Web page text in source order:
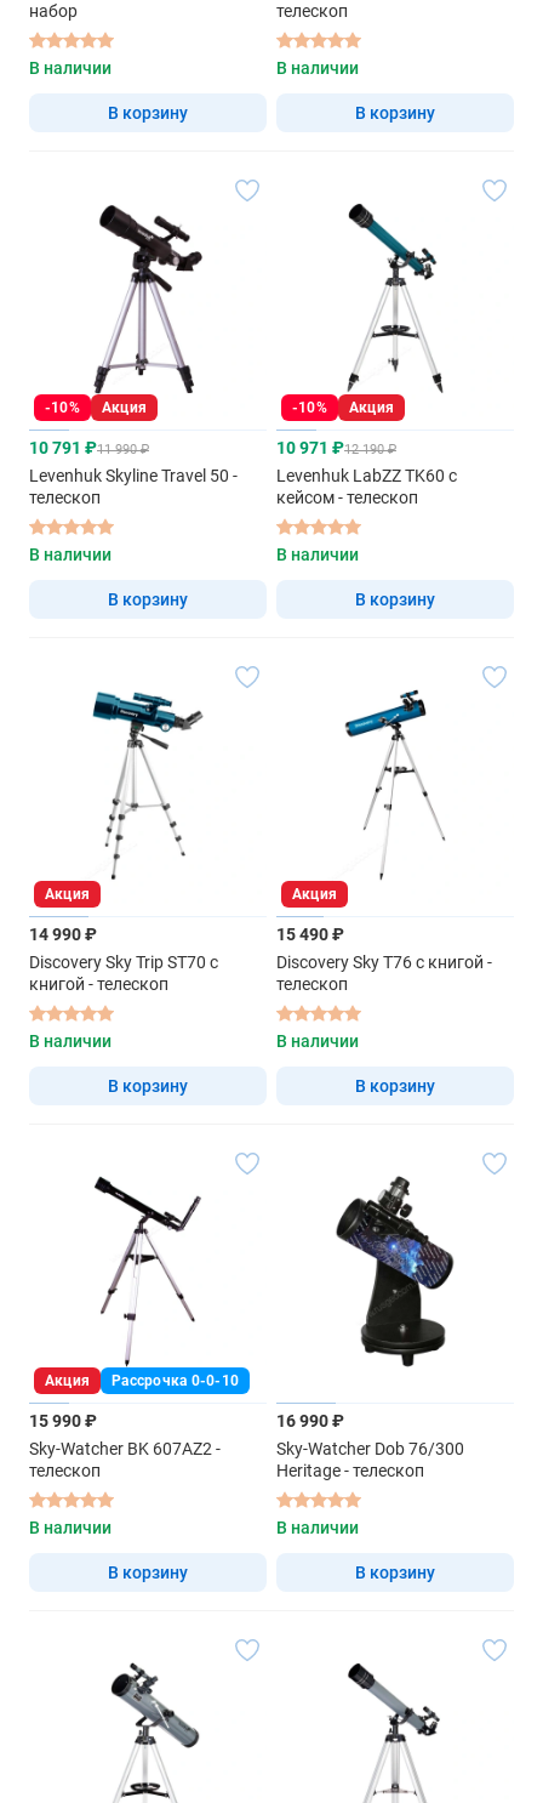
набор
В наличии
В корзину
телескоп
В наличии
В корзину
-10% Акция
10 791 ₽11 990 ₽
Levenhuk Skyline Travel 50 -
телескоп
В наличии
В корзину
-10% Акция
10 971 ₽12 190 ₽
Levenhuk LabZZ TK60 с
кейсом - телескоп
В наличии
В корзину
Акция
14 990 ₽
Discovery Sky Trip ST70 с
книгой - телескоп
В наличии
В корзину
Акция
15 490 ₽
Discovery Sky T76 с книгой -
телескоп
В наличии
В корзину
Акция Рассрочка 0-0-10
15 990 ₽
Sky-Watcher BK 607AZ2 -
телескоп
В наличии
В корзину
16 990 ₽
Sky-Watcher Dob 76/300
Heritage - телескоп
В наличии
В корзину